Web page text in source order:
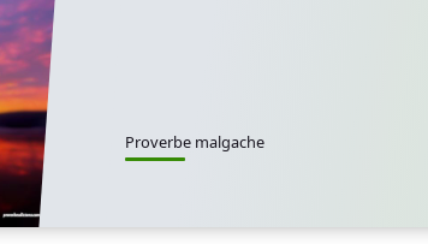
Proverbe malgache